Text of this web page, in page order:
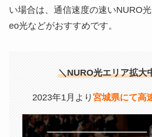
い場合は、通信速度の速いNURO光
eo光などがおすすめです。
＼NURO光エリア拡大
2023年1月より 宮城県にて高